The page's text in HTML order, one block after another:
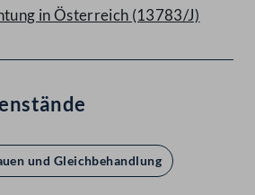
in Österreich (13783/J)
und Gleichbehandlung